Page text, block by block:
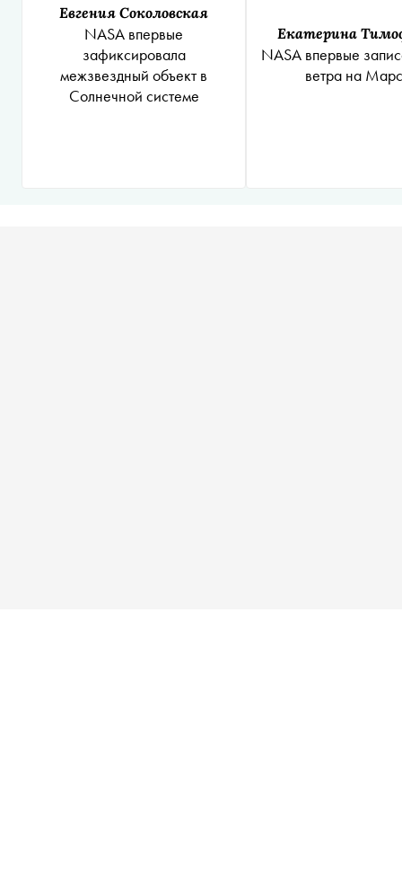
Евгения Соколовская
NASA впервые
зафиксировала
межзвездный объект в
Солнечной системе
Екатерина
NASA впервые
ветра на